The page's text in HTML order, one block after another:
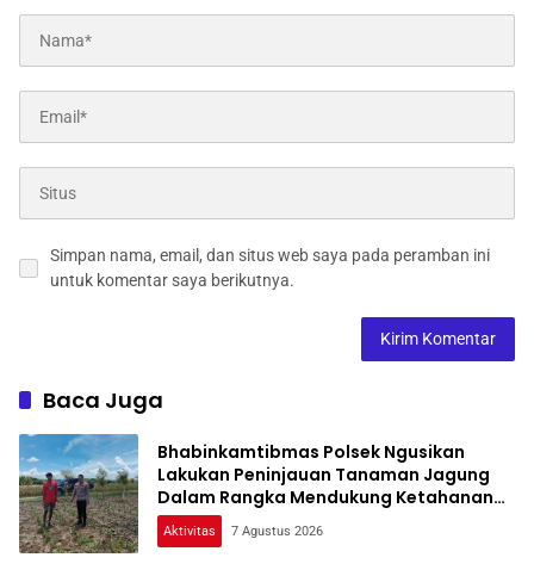
Simpan nama, email, dan situs web saya pada peramban ini
untuk komentar saya berikutnya.
Baca Juga
Bhabinkamtibmas Polsek Ngusikan
Lakukan Peninjauan Tanaman Jagung
Dalam Rangka Mendukung Ketahanan
Pangan
Aktivitas 7 Agustus 2026